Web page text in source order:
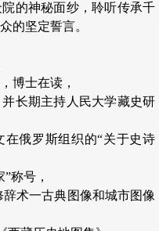
的神秘面纱，聆听传承千
的坚定誓言。
博士在读，
长期主持人民大学藏史研
在俄罗斯组织的“关于史诗
称号，
术一古典图像和城市图像